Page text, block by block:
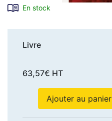
En stock
Livre
63,57€ HT
Ajouter au panier